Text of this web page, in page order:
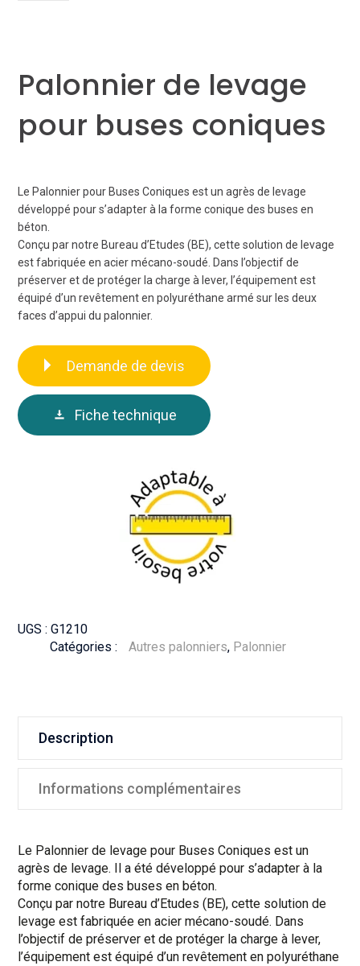
Palonnier de levage
pour buses coniques
Le Palonnier pour Buses Coniques est un agrès de levage
développé pour s’adapter à la forme conique des buses en
béton.
Conçu par notre Bureau d’Etudes (BE), cette solution de levage
est fabriquée en acier mécano-soudé. Dans l’objectif de
préserver et de protéger la charge à lever, l’équipement est
équipé d’un revêtement en polyuréthane armé sur les deux
faces d’appui du palonnier.
Demande de devis
Fiche technique
UGS :G1210
Catégories :
Autres palonniers, Palonnier
Description
Informations complémentaires
Le Palonnier de levage pour Buses Coniques est un
agrès de levage. Il a été développé pour s’adapter à la
forme conique des buses en béton.
Conçu par notre Bureau d’Etudes (BE), cette solution de
levage est fabriquée en acier mécano-soudé. Dans
l’objectif de préserver et de protéger la charge à lever,
l’équipement est équipé d’un revêtement en polyuréthane